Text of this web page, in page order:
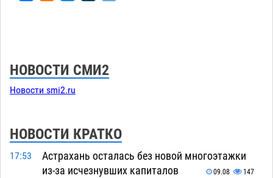
НОВОСТИ СМИ2
Новости smi2.ru
НОВОСТИ КРАТКО
17:53
Астрахань осталась без новой многоэтажки
из-за исчезнувших капиталов
09.08 147